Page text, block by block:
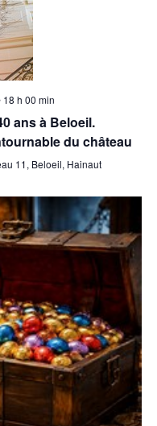
18 h 00 min
ans à Beloeil.
du château
11, Beloeil, Hainaut